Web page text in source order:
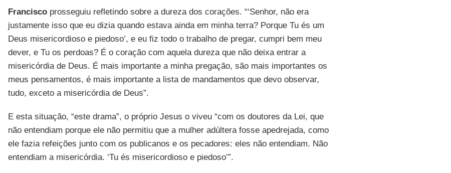
Franciscoprosseguiu refletindo sobre a dureza dos corações. “‘Senhor, não era
justamente isso que eu dizia quando estava ainda em minha terra? Porque Tu és um
Deus misericordioso e piedoso’, e eu fiz todo o trabalho de pregar, cumpri bem meu
dever, e Tu os perdoas? É o coração com aquela dureza que não deixa entrar a
misericórdia de Deus. É mais importante a minha pregação, são mais importantes os
meus pensamentos, é mais importante a lista de mandamentos que devo observar,
tudo, exceto a misericórdia de Deus”.
E esta situação, “este drama”, o próprio Jesus o viveu “com os doutores da Lei, que
não entendiam porque ele não permitiu que a mulher adúltera fosse apedrejada, como
ele fazia refeições junto com os publicanos e os pecadores: eles não entendiam. Não
entendiam a misericórdia. ‘Tu és misericordioso e piedoso’”.